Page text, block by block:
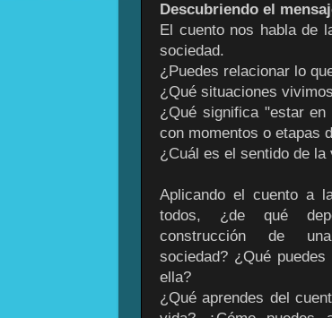
Descubriendo el
El cuento nos habla de
sociedad.
¿Puedes relacionar lo
¿Qué situaciones
¿Qué significa "estar
con momentos o etapas
¿Cuál es el sentido de
Aplicando el cuento a
todos, ¿de qué
construcción de
sociedad? ¿Qué puedes
ella?
¿Qué aprendes del